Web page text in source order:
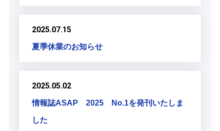
2025.07.15
夏季休業のお知らせ
2025.05.02
情報誌ASAP 2025 No.1を発刊いたしま
した